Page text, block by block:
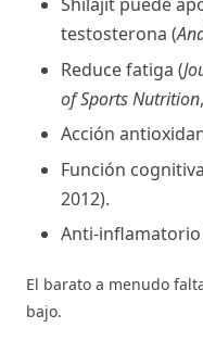
testosterona (
Reduce fatiga (
of Sports Nutrition
Acción
Función
2012).
Anti-inflamatorio
El barato a menudo
bajo.